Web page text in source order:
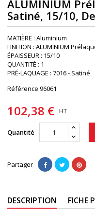
ALUMINIUM
Satiné, 15/10,
MATIÈRE : Aluminium
FINITION : ALUMINIUM
ÉPAISSEUR : 15/10
QUANTITÉ : 1
PRÉ-LAQUAGE : 7016 - Satiné
Référence 96061
102,38 € HT
Quantité
Partager
DESCRIPTION FICHE